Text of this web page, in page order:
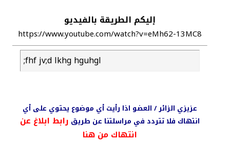
إليكم الطريقة بالفيديو
https://www.youtube.com/watch?v=eMh62-13MC8
;fhf jv;d lkhg hguhgl
عزيزي الزائر / العضو اذا رأيت أي موضوع يحتوي على أي
انتهاك فلا تتردد في مراسلتنا عن طريق رابط ابلاغ عن
انتهاك من هنا